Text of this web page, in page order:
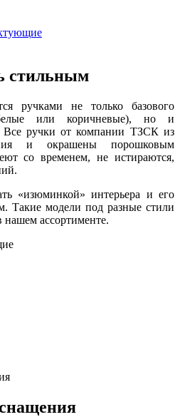
стильным
ручками не только базового
или коричневые), но и
Все ручки от компании ТЗСК из
и окрашены порошковым
со временем, не истираются,
«изюминкой» интерьера и его
Такие модели под разные стили
ассортименте.